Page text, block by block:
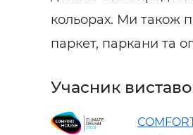
кольорах. Ми також
паркет, паркани та
Учасник